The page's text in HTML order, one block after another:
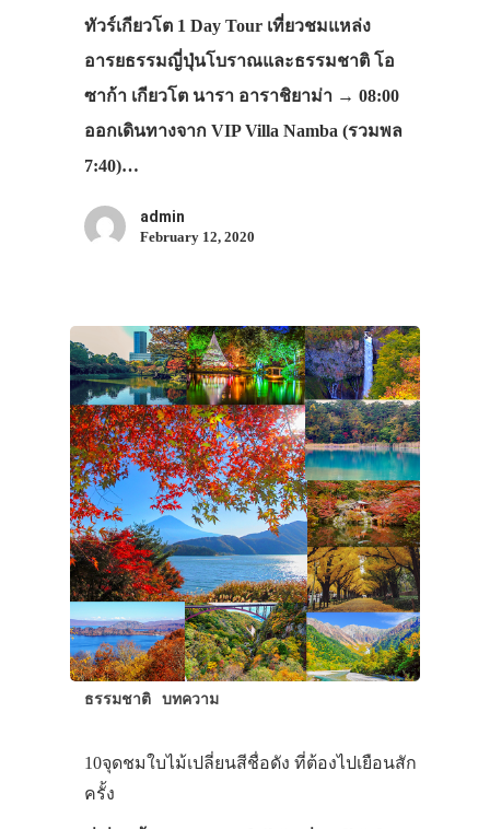
ทัวร์เกียวโต 1 Day Tour เที่ยวชมแหล่ง
อารยธรรมญี่ปุ่นโบราณและธรรมชาติ โอ
ซาก้า เกียวโต นารา อาราชิยาม่า → 08:00
ออกเดินทางจาก VIP Villa Namba (รวมพล
7:40)…
admin
February 12, 2020
ธรรมชาติ บทความ
10จุดชมใบไม้เปลี่ยนสีชื่อดัง ที่ต้องไปเยือนสัก
ครั้ง